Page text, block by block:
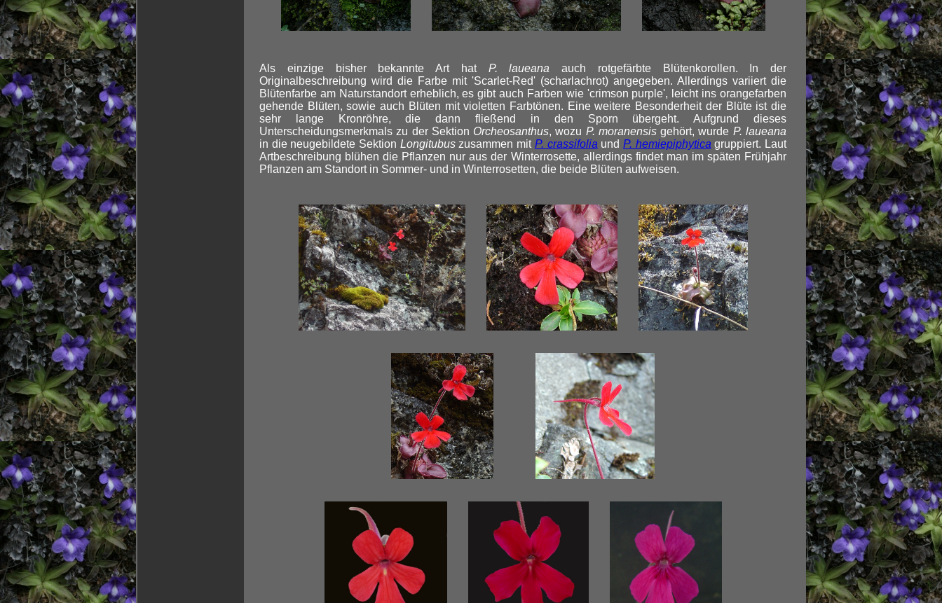
Als einzige bisher bekannte Art hat P. laueana auch rotgefärbte Blütenkorollen. In der
Originalbeschreibung wird die Farbe mit 'Scarlet-Red' (scharlachrot) angegeben. Allerdings variiert die
Blütenfarbe am Naturstandort erheblich, es gibt auch Farben wie 'crimson purple', leicht ins orangefarben
gehende Blüten, sowie auch Blüten mit violetten Farbtönen. Eine weitere Besonderheit der Blüte ist die
sehr lange Kronröhre, die dann fließend in den Sporn übergeht. Aufgrund dieses
Unterscheidungsmerkmals zu der Sektion Orcheosanthus, wozu P. moranensisgehört, wurde P. laueana
in die neugebildete Sektion Longitubuszusammen mit P. crassifolia und P. hemiepiphytica gruppiert. Laut
Artbeschreibung blühen die Pflanzen nur aus der Winterrosette, allerdings findet man im späten Frühjahr
Pflanzen am Standort in Sommer- und in Winterrosetten, die beide Blüten aufweisen.